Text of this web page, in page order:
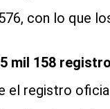
con lo que
mil 158
el registro